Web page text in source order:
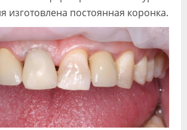
изготовлена постоянная коронка.